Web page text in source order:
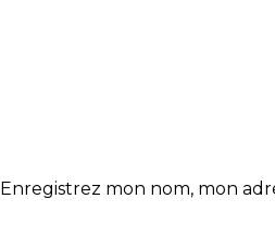
Enregistrez mon nom, mon